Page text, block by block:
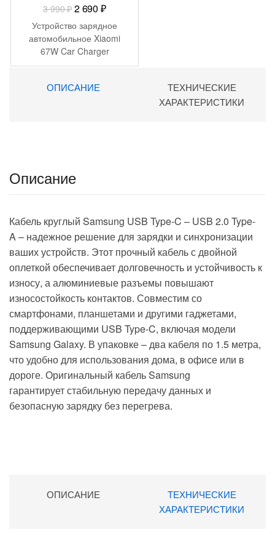
3 990₽ Первоначальная
цена
составляла
3
990 ₽.
2 690 ₽Текущая
цена:
2
690 ₽.
Устройство зарядное
автомобильное Xiaomi
67W Car Charger
ОПИСАНИЕ
ТЕХНИЧЕСКИЕ
ХАРАКТЕРИСТИКИ
Описание
Кабель круглый Samsung USB Type-C – USB 2.0 Type-
A– надежное решение для зарядки и синхронизации
ваших устройств. Этот прочный кабель сдвойной
оплеткой обеспечивает долговечность и устойчивость к
износу, аалюминиевые разъемы повышают
износостойкость контактов. Совместим со
смартфонами, планшетами и другими гаджетами,
поддерживающими USB Type-C, включая модели
Samsung Galaxy. В упаковке –два кабеля по 1.5 метра,
что удобно для использования дома, в офисе или в
дороге. Оригинальный кабель Samsung
гарантируетстабильную передачу данных и
безопасную зарядку без перегрева.
ОПИСАНИЕ
ТЕХНИЧЕСКИЕ
ХАРАКТЕРИСТИКИ